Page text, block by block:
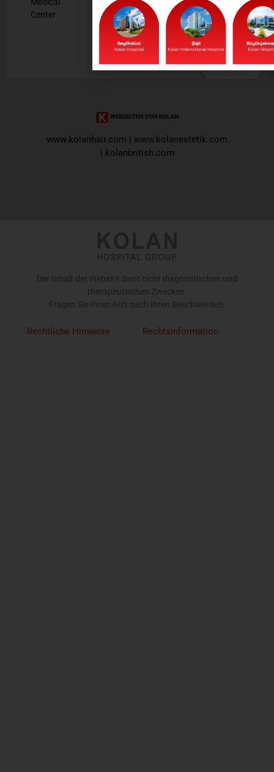
Center
SENDEN
www.kolanhair.com
www.kolanestetik.com
kolanbritish.com
Der Inhalt der Website dient nicht diagnostischen und
therapeutischen Zwecken.
Fragen Sie Ihren Arzt nach Ihren Beschwerden.
Rechtliche Hinweise Rechtsinformation